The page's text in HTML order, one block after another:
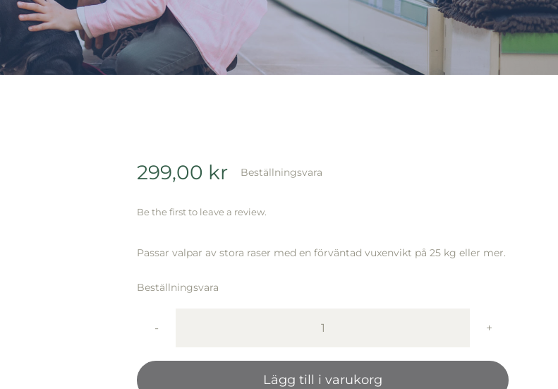
299,00 kr Beställningsvara
Be the first to leave a review.
Passar valpar av stora raser med en förväntad vuxenvikt på 25 kg eller mer.
Beställningsvara
Monster
Orig.
Puppy
Lägg till i varukorg